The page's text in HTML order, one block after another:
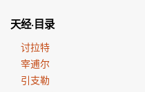
天经·目录
讨拉特
宰逋尔
引支勒